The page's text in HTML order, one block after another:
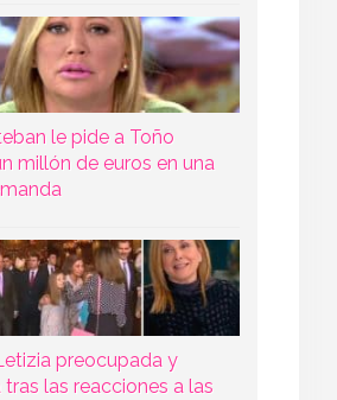
le pide a Toño
millón de euros en una
preocupada y
las reacciones a las